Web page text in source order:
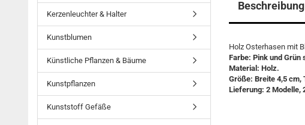
Beschreibung
Holz Osterhasen mit
Farbe: Pink und Grün
Material: Holz.
Größe: Breite 4,5 cm,
Lieferung: 2 Modelle,
Kerzenleuchter & Halter
Kunstblumen
Künstliche Pflanzen & Bäume
Kunstpflanzen
Kunststoff Gefäße